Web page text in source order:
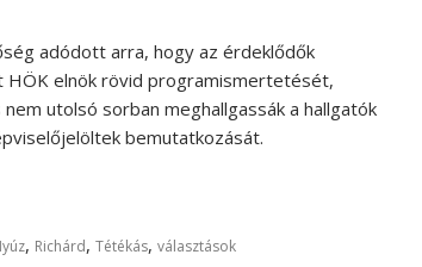
adódott arra, hogy az érdeklődők
HÖK elnök rövid programismertetését,
utolsó sorban meghallgassák a hallgatók
bemutatkozását.
, Richárd, Tétékás, választások